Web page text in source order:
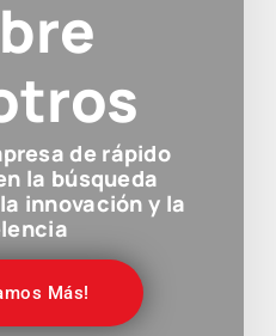
de rápido
la búsqueda
innovación y la
Más!